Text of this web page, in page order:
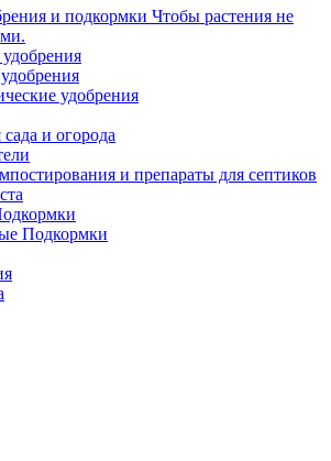
и подкормки Чтобы растения не
удобрения
и огорода
и препараты для септиков
Подкормки